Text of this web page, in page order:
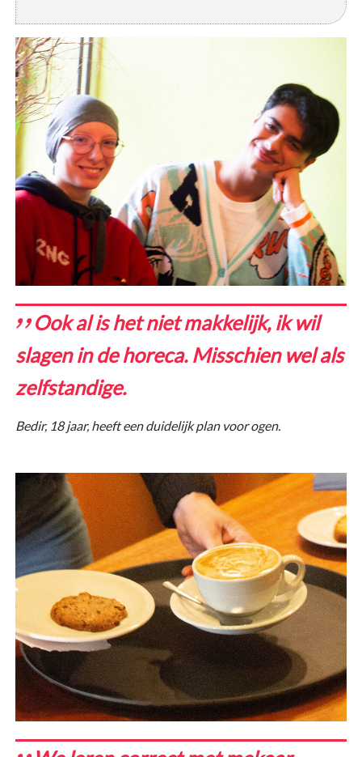
Ook al is het niet makkelijk, ik wil
slagen in de horeca. Misschien wel als
zelfstandige.
Bedir, 18 jaar, heeft een duidelijk plan voor ogen.